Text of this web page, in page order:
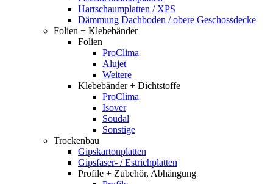
Hartschaumplatten / XPS
Dämmung Dachboden / obere Geschossdecke
Folien + Klebebänder
Folien
ProClima
Alujet
Weitere
Klebebänder + Dichtstoffe
ProClima
Isover
Soudal
Sonstige
Trockenbau
Gipskartonplatten
Gipsfaser- / Estrichplatten
Profile + Zubehör, Abhängung